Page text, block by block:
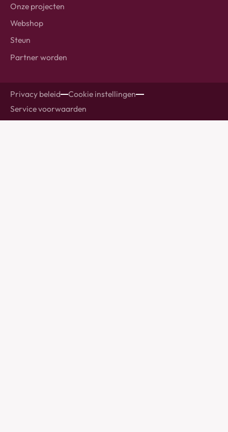
Onze projecten
Webshop
Steun
Partner worden
Privacy beleid
Cookie instellingen
Service voorwaarden